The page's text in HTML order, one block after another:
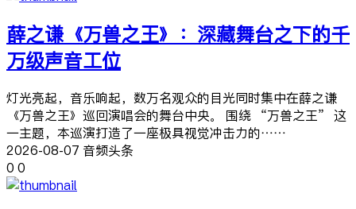
薛之谦《万兽之王》：深藏舞台之下的千
万级声音工位
灯光亮起，音乐响起，数万名观众的目光同时集中在薛之谦
《万兽之王》巡回演唱会的舞台中央。 围绕 “万兽之王” 这
一主题，本巡演打造了一座极具视觉冲击力的……
2026-08-07 音频头条
0 0